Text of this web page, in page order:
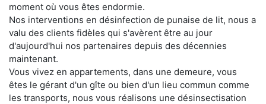
moment où vous êtes endormie.
Nos interventions en désinfection de punaise de lit, nous a
valu des clients fidèles qui s'avèrent être au jour
d'aujourd'hui nos partenaires depuis des décennies
maintenant.
Vous vivez en appartements, dans une demeure, vous
êtes le gérant d'un gîte ou bien d'un lieu commun comme
les transports, nous vous réalisons une désinsectisation